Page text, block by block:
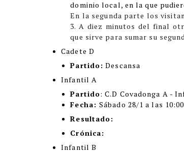
dominio local, en la que
En la segunda parte los
3. A diez minutos del final
que sirve para sumar su
Cadete D
Partido: Descansa
Infantil A
Partido: C.D Covadonga A -
Fecha:Sábado 28/1 a las
Resultado:
Crónica:
Infantil B